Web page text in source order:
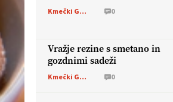
Kmečki Glas 0
Vražje rezine s smetano in
gozdnimi sadeži
Kmečki Glas 0